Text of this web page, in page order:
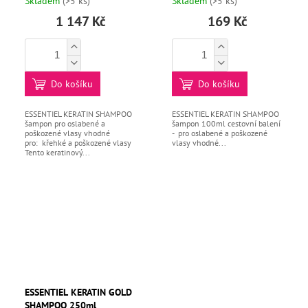
1 147 Kč
Do košíku
ESSENTIEL KERATIN SHAMPOO
šampon pro oslabené a
poškozené vlasy vhodné
pro: křehké a poškozené vlasy
Tento keratinový...
169 Kč
Do košíku
ESSENTIEL KERATIN SHAMPOO
šampon 100ml cestovní balení
- pro oslabené a poškozené
vlasy vhodné...
ESSENTIEL KERATIN GOLD
SHAMPOO 250ml